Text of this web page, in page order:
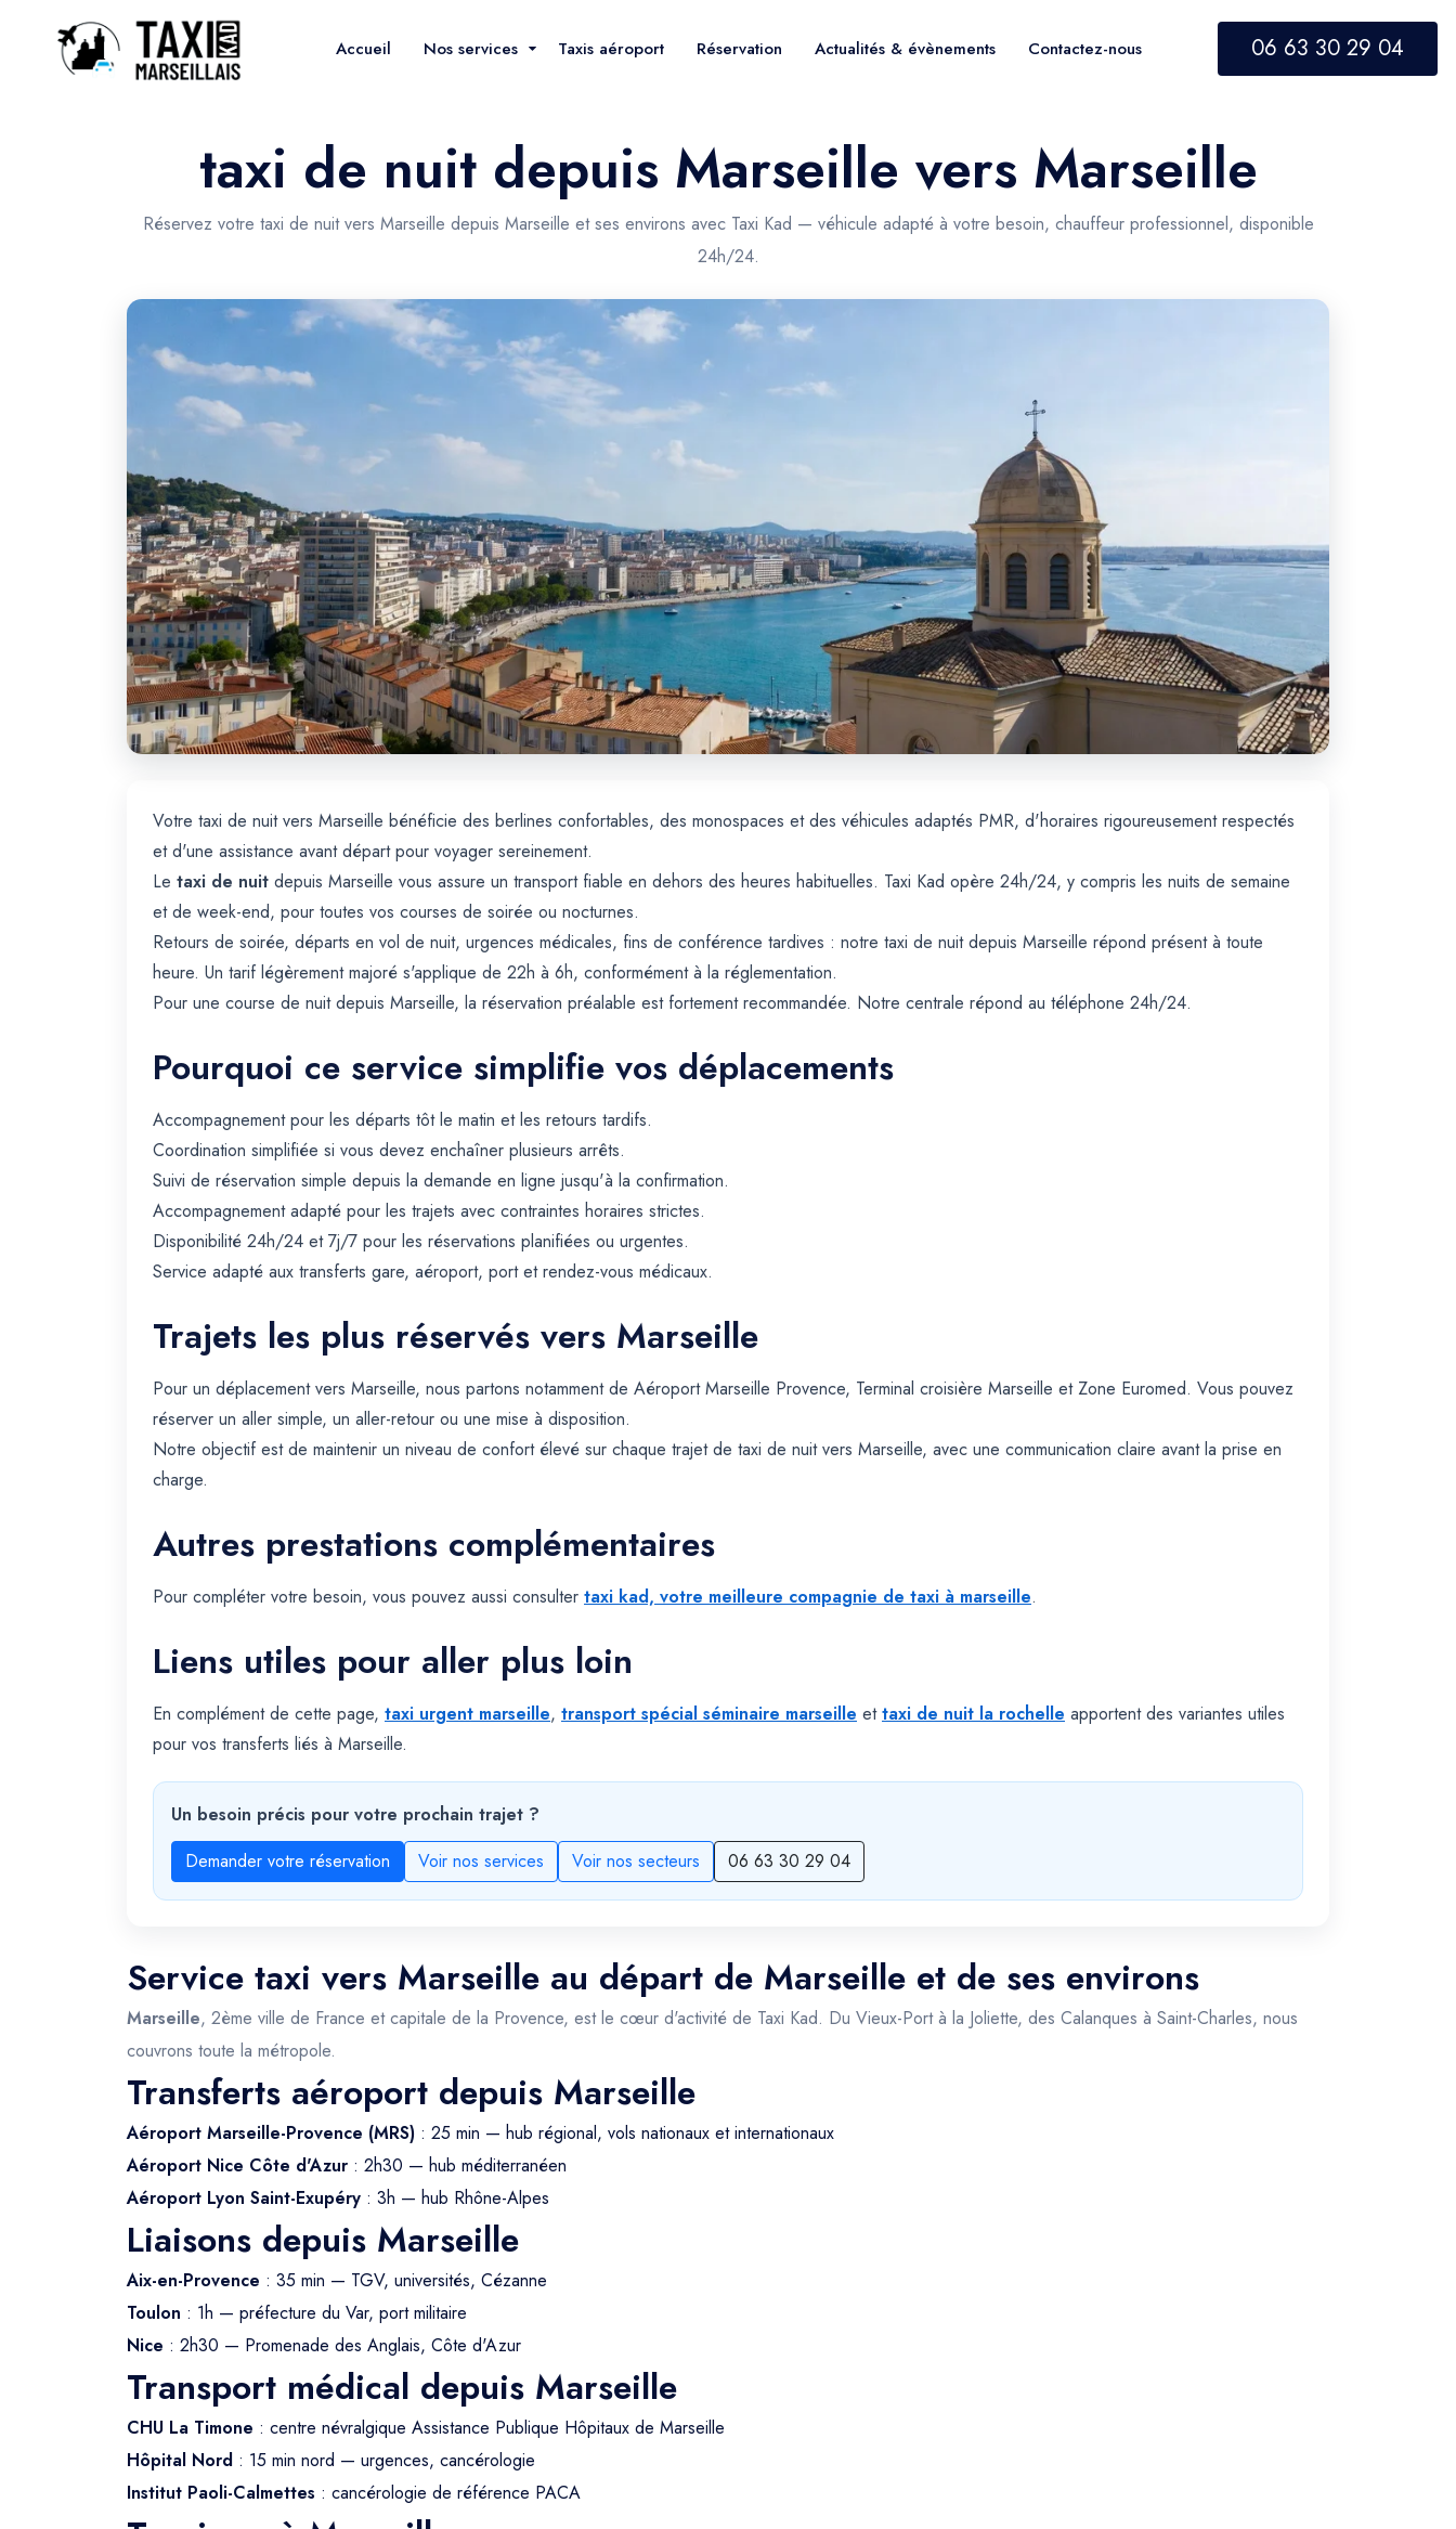
Accueil Nos services Taxis aéroport Réservation Actualités & évènements Contactez-nous 06 63 30 29 04
taxi de nuit depuis Marseille vers Marseille
Réservez votre taxi de nuit vers Marseille depuis Marseille et ses environs avec Taxi Kad — véhicule adapté à votre besoin, chauffeur professionnel, disponible
24h/24.
Votre taxi de nuit vers Marseille bénéficie des berlines confortables, des monospaces et des véhicules adaptés PMR, d'horaires rigoureusement respectés
et d'une assistance avant départ pour voyager sereinement.
Le taxi de nuit depuis Marseille vous assure un transport fiable en dehors des heures habituelles. Taxi Kad opère 24h/24, y compris les nuits de semaine
et de week-end, pour toutes vos courses de soirée ou nocturnes.
Retours de soirée, départs en vol de nuit, urgences médicales, fins de conférence tardives : notre taxi de nuit depuis Marseille répond présent à toute
heure. Un tarif légèrement majoré s'applique de 22h à 6h, conformément à la réglementation.
Pour une course de nuit depuis Marseille, la réservation préalable est fortement recommandée. Notre centrale répond au téléphone 24h/24.
Pourquoi ce service simplifie vos déplacements
Accompagnement pour les départs tôt le matin et les retours tardifs.
Coordination simplifiée si vous devez enchaîner plusieurs arrêts.
Suivi de réservation simple depuis la demande en ligne jusqu'à la confirmation.
Accompagnement adapté pour les trajets avec contraintes horaires strictes.
Disponibilité 24h/24 et 7j/7 pour les réservations planifiées ou urgentes.
Service adapté aux transferts gare, aéroport, port et rendez-vous médicaux.
Trajets les plus réservés vers Marseille
Pour un déplacement vers Marseille, nous partons notamment de Aéroport Marseille Provence, Terminal croisière Marseille et Zone Euromed. Vous pouvez
réserver un aller simple, un aller-retour ou une mise à disposition.
Notre objectif est de maintenir un niveau de confort élevé sur chaque trajet de taxi de nuit vers Marseille, avec une communication claire avant la prise en
charge.
Autres prestations complémentaires
Pour compléter votre besoin, vous pouvez aussi consulter taxi kad, votre meilleure compagnie de taxi à marseille.
Liens utiles pour aller plus loin
En complément de cette page, taxi urgent marseille, transport spécial séminaire marseille ettaxi de nuit la rochelle apportent des variantes utiles
pour vos transferts liés à Marseille.
Un besoin précis pour votre prochain trajet ?
Demander votre réservation
Voir nos services Voir nos secteurs 06 63 30 29 04
Service taxi vers Marseille au départ de Marseille et de ses environs
Marseille, 2ème ville de France et capitale de la Provence, est le cœur d'activité de Taxi Kad. Du Vieux-Port à la Joliette, des Calanques à Saint-Charles, nous
couvrons toute la métropole.
Transferts aéroport depuis Marseille
Aéroport Marseille-Provence (MRS) : 25 min — hub régional, vols nationaux et internationaux
Aéroport Nice Côte d'Azur : 2h30 — hub méditerranéen
Aéroport Lyon Saint-Exupéry : 3h — hub Rhône-Alpes
Liaisons depuis Marseille
Aix-en-Provence : 35 min — TGV, universités, Cézanne
Toulon : 1h — préfecture du Var, port militaire
Nice : 2h30 — Promenade des Anglais, Côte d'Azur
Transport médical depuis Marseille
CHU La Timone : centre névralgique Assistance Publique Hôpitaux de Marseille
Hôpital Nord : 15 min nord — urgences, cancérologie
Institut Paoli-Calmettes : cancérologie de référence PACA